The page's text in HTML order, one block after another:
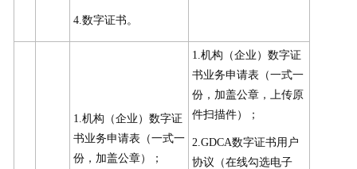
4.数字证书。
1.机构（企业）数字证
书业务申请表（一式一
份，加盖公章）；
1.机构（企业）数字证
书业务申请表（一式一
份，加盖公章，上传原
件扫描件）；
2.GDCA数字证书用户
协议（在线勾选电子